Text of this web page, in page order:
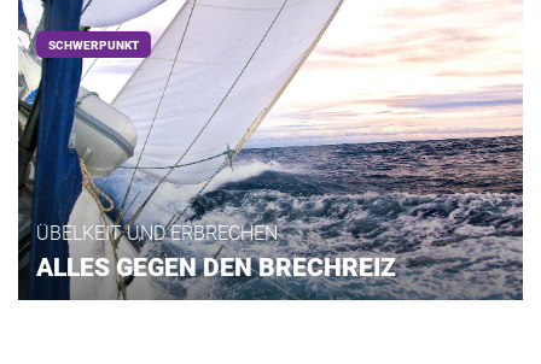
SCHWERPUNKT
ÜBELKEIT UND ERBRECHEN
ALLES GEGEN DEN BRECHREIZ